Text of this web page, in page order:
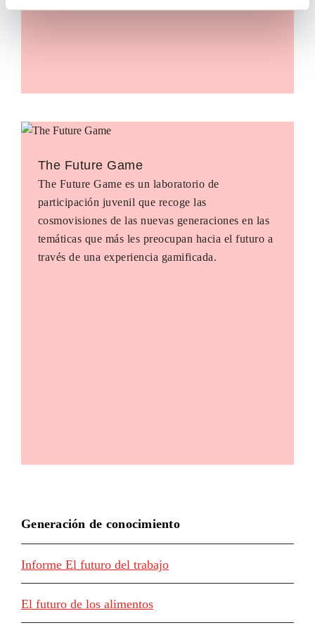
The Future Game
The Future Game es un laboratorio de
participación juvenil que recoge las
cosmovisiones de las nuevas generaciones en las
temáticas que más les preocupan hacia el futuro a
través de una experiencia gamificada.
Generación de conocimiento
Informe El futuro del trabajo
El futuro de los alimentos